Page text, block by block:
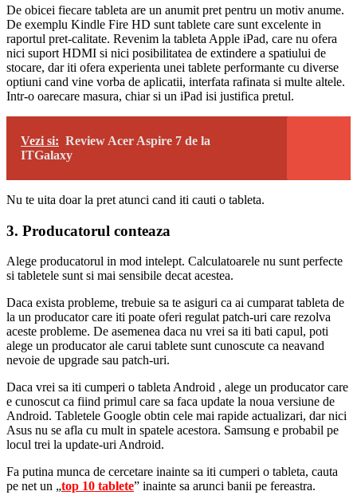
De obicei fiecare tableta are un anumit pret pentru un motiv anume.
De exemplu Kindle Fire HD sunt tablete care sunt excelente in
raportul pret-calitate. Revenim la tableta Apple iPad, care nu ofera
nici suport HDMI si nici posibilitatea de extindere a spatiului de
stocare, dar iti ofera experienta unei tablete performante cu diverse
optiuni cand vine vorba de aplicatii, interfata rafinata si multe altele.
Intr-o oarecare masura, chiar si un iPad isi justifica pretul.
Vezi si: Review Acer Aspire 7 de la
ITGalaxy
Nu te uita doar la pret atunci cand iti cauti o tableta.
3. Producatorul conteaza
Alege producatorul in mod intelept. Calculatoarele nu sunt perfecte
si tabletele sunt si mai sensibile decat acestea.
Daca exista probleme, trebuie sa te asiguri ca ai cumparat tableta de
la un producator care iti poate oferi regulat patch-uri care rezolva
aceste probleme. De asemenea daca nu vrei sa iti bati capul, poti
alege un producator ale carui tablete sunt cunoscute ca neavand
nevoie de upgrade sau patch-uri.
Daca vrei sa iti cumperi o tableta Android , alege un producator care
e cunoscut ca fiind primul care sa faca update la noua versiune de
Android. Tabletele Google obtin cele mai rapide actualizari, dar nici
Asus nu se afla cu mult in spatele acestora. Samsung e probabil pe
locul trei la update-uri Android.
Fa putina munca de cercetare inainte sa iti cumperi o tableta, cauta
pe net un „top 10 tablete” inainte sa arunci banii pe fereastra.